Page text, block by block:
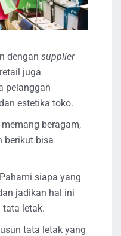
dengan supplier
juga
pelanggan
estetika toko.
beragam,
berikut bisa
Pahami siapa yang
jadikan hal ini
tata letak.
tata letak yang